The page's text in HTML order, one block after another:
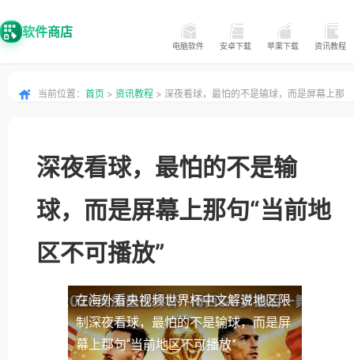
软件商店
电脑软件 安卓下载 苹果下载 资讯教程
当前位置： 首页 > 资讯教程 > 深夜看球，最怕的不是输球，而是屏幕上那
深夜看球，最怕的不是输
球，而是屏幕上那句“当前地
区不可播放”
在海外看央视频世界杯中文解说地区限
制深夜看球，最怕的不是输球，而是屏
幕上那句“当前地区不可播放”